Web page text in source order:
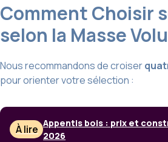
Comment Choisir
selon la Masse
Nous recommandons de croiser
pour orienter votre sélection :
À lire Appentis bois : prix et
2026